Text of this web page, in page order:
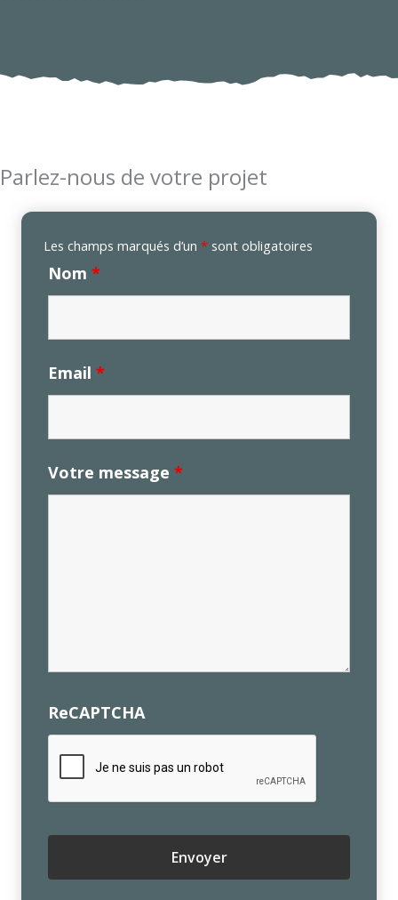
Parlez-nous de votre projet
Les champs marqués d’un * sont obligatoires
Nom *
Email *
Votre message *
ReCAPTCHA